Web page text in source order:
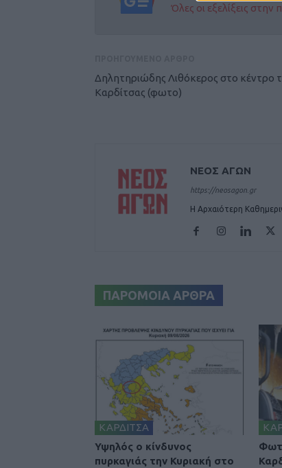
Όλες οι εξελίξεις
Δηλητηριώδης Λιθόκερος στο κέντρο
Καρδίτσας (φωτο)
ΝΕΟΣ ΑΓΩΝ
https://neosagon.gr
Η Αρχαιότερη
ΠΑΡΟΜΟΙΑ ΑΡΘΡΑ
ΚΑΡΔΙΤΣΑ
Υψηλός ο κίνδυνος
πυρκαγιάς την Κυριακή στο